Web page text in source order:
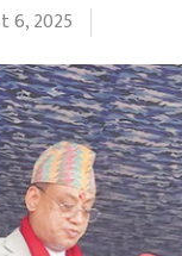
6, 2025